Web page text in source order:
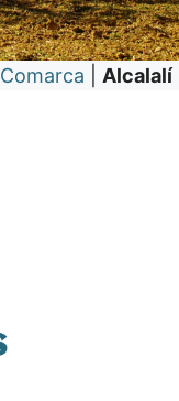
Comarca Alcalalí